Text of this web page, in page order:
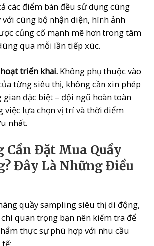
các điểm bán đều sử dụng cùng
cùng bộ nhận diện, hình ảnh
củng cố mạnh mẽ hơn trong tâm
qua mỗi lần tiếp xúc.
triển khai. Không phụ thuộc vào
từng siêu thị, không cần xin phép
gian đặc biệt – đội ngũ hoàn toàn
việc lựa chọn vị trí và thời điểm
nhất.
Cần Đặt Mua Quầy
Đây Là Những Điều
quầy sampling siêu thị di động,
quan trọng bạn nên kiểm tra để
thực sự phù hợp với nhu cầu